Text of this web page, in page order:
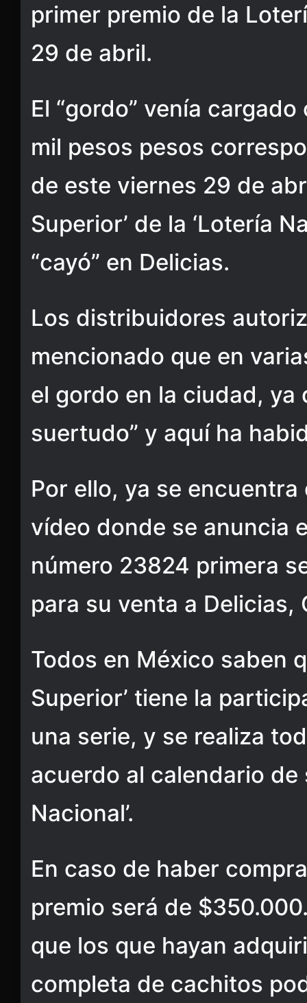
primer premio de la
29 de abril.
El “gordo” venía
mil pesos pesos
de este viernes 29 de
Superior’ de la ‘Lotería
“cayó” en Delicias.
Los distribuidores
mencionado que en
el gordo en la ciudad, ya
suertudo” y aquí ha
Por ello, ya se
vídeo donde se anuncia
número 23824 primera
para su venta a Delicias,
Todos en México saben
Superior’ tiene la
una serie, y se realiza
acuerdo al calendario de
Nacional’.
En caso de haber
premio será de
que los que hayan
completa de cachitos